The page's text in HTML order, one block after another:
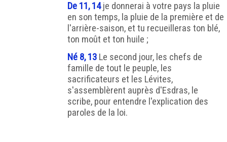
De 11, 14je donnerai à votre pays la pluie
en son temps, la pluie de la première et de
l'arrière-saison, et tu recueilleras ton blé,
ton moût et ton huile ;
Né 8, 13 Le second jour, les chefs de
famille de tout le peuple, les
sacrificateurs et les Lévites,
s'assemblèrent auprès d'Esdras, le
scribe, pour entendre l'explication des
paroles de la loi.